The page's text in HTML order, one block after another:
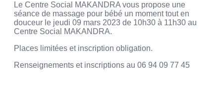
Le Centre Social MAKANDRA vous propose une
séance de massage pour bébé un moment tout en
douceur le jeudi 09 mars 2023 de 10h30 à 11h30 au
Centre Social MAKANDRA.
Places limitées et inscription obligation.
Renseignements et inscriptions au 06 94 09 77 45